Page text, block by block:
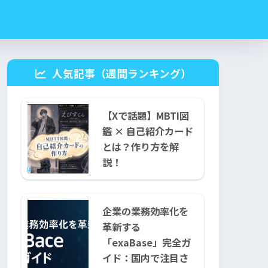
人気記事（週間ランキング）
【Xで話題】MBTI図
鑑 × 自己紹介カード
とは？作り方を解
説！
企業の業務効率化を
革新する
「exaBase」完全ガ
イド：国内で注目さ